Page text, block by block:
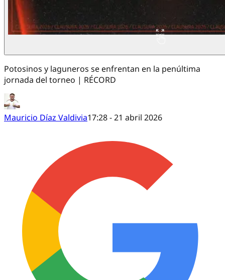
Potosinos y laguneros se enfrentan en la penúltima
jornada del torneo | RÉCORD
Mauricio Díaz Valdivia17:28 - 21 abril 2026